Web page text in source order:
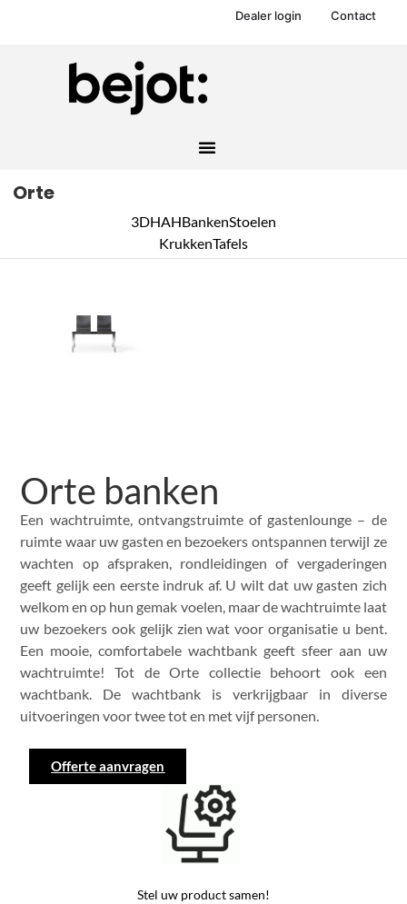
Dealer login Contact
Orte
3DHAHBankenStoelen
KrukkenTafels
Orte banken
Een wachtruimte, ontvangstruimte of gastenlounge – de
ruimte waar uw gasten en bezoekers ontspannen terwijl ze
wachten op afspraken, rondleidingen of vergaderingen
geeft gelijk een eerste indruk af. U wilt dat uw gasten zich
welkom en op hun gemak voelen, maar de wachtruimte laat
uw bezoekers ook gelijk zien wat voor organisatie u bent.
Een mooie, comfortabele wachtbank geeft sfeer aan uw
wachtruimte! Tot de Orte collectie behoort ook een
wachtbank. De wachtbank is verkrijgbaar in diverse
uitvoeringen voor twee tot en met vijf personen.
Offerte aanvragen
Stel uw product samen!